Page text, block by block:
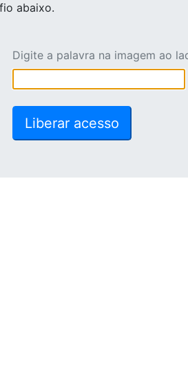
abaixo.
Digite a palavra na imagem ao